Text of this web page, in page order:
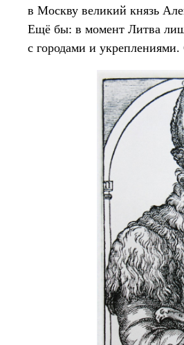
в Москву великий князь
Ещё бы: в момент Литва
с городами и укреплениями.